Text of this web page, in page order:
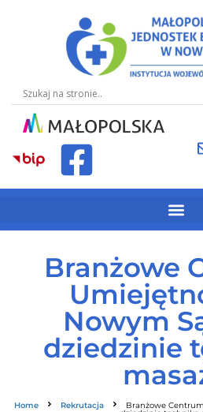
Branżowe
Nowym
dziedzinie
Home Rekrutacja Branżowe